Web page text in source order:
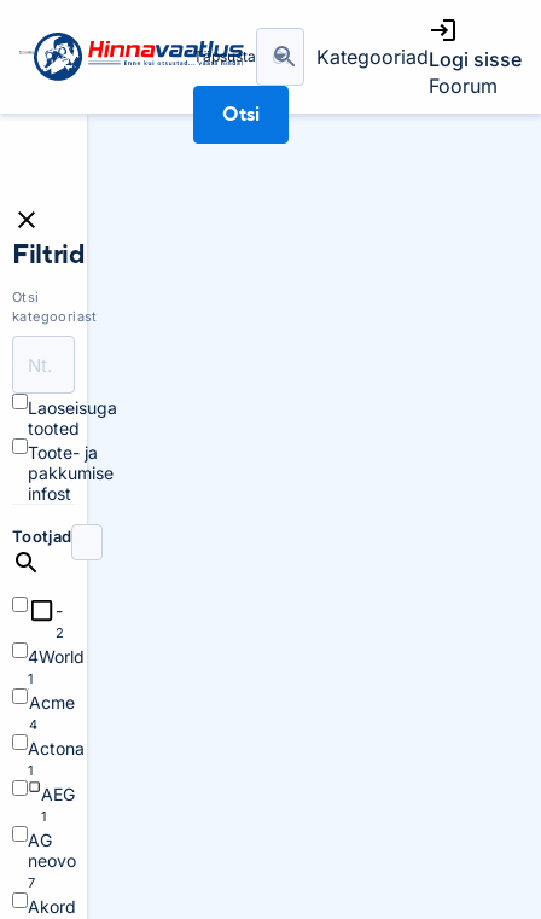
Täpsusta
Otsi
KategooriadLogi sisse
Foorum
Filtrid
Otsi
kategooriast
Laoseisuga
tooted
Toote- ja
pakkumise
infost
Tootjad
-
2
4World
1
Acme
4
Actona
1
AEG
1
AG
neovo
7
Akord